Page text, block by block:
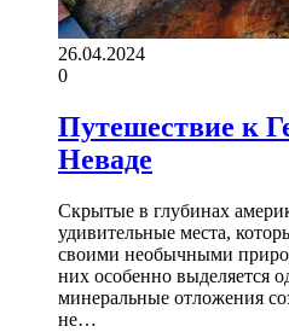
26.04.2024
0
Путешествие к
Неваде
Скрытые в глубинах
удивительные места,
своими необычными
них особенно выделяется
минеральные отложения
не…